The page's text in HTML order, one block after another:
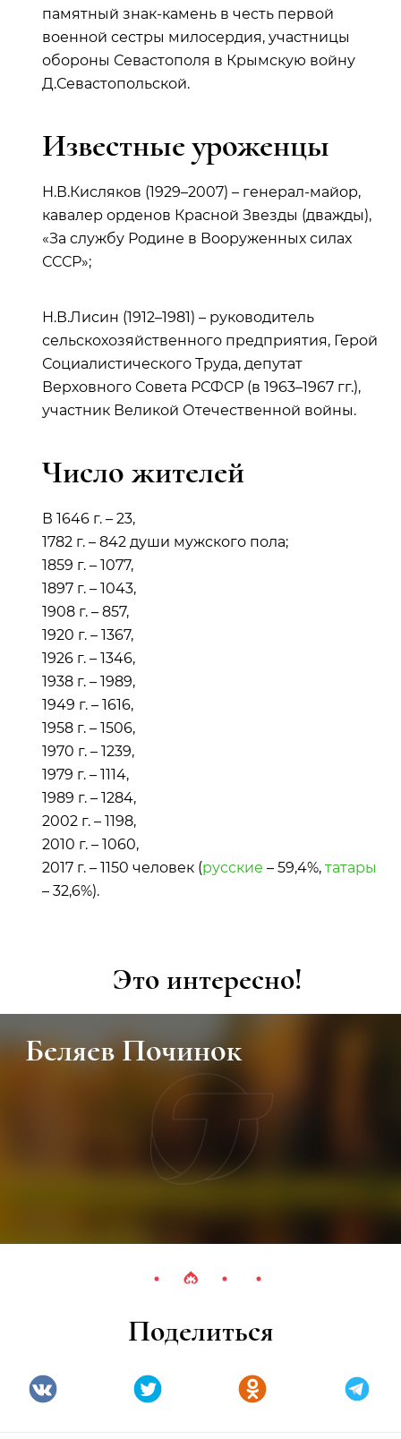
памятный знак-камень в честь первой
военной сестры милосердия, участницы
обороны Севастополя в Крымскую войну
Д.Севастопольской.
Известные уроженцы
Н.В.Кисляков (1929–2007) – генерал-майор,
кавалер орденов Красной Звезды (дважды),
«За службу Родине в Вооруженных силах
СССР»;
Н.В.Лисин (1912–1981) – руководитель
сельскохозяйственного предприятия, Герой
Социалистического Труда, депутат
Верховного Совета РСФСР (в 1963–1967 гг.),
участник Великой Отечественной войны.
Число жителей
В 1646 г. – 23,
1782 г. – 842 души мужского пола;
1859 г. – 1077,
1897 г. – 1043,
1908 г. – 857,
1920 г. – 1367,
1926 г. – 1346,
1938 г. – 1989,
1949 г. – 1616,
1958 г. – 1506,
1970 г. – 1239,
1979 г. – 1114,
1989 г. – 1284,
2002 г. – 1198,
2010 г. – 1060,
2017 г. – 1150 человек (русские – 59,4%, татары
– 32,6%).
Это интересно!
Беляев Починок
Поделиться